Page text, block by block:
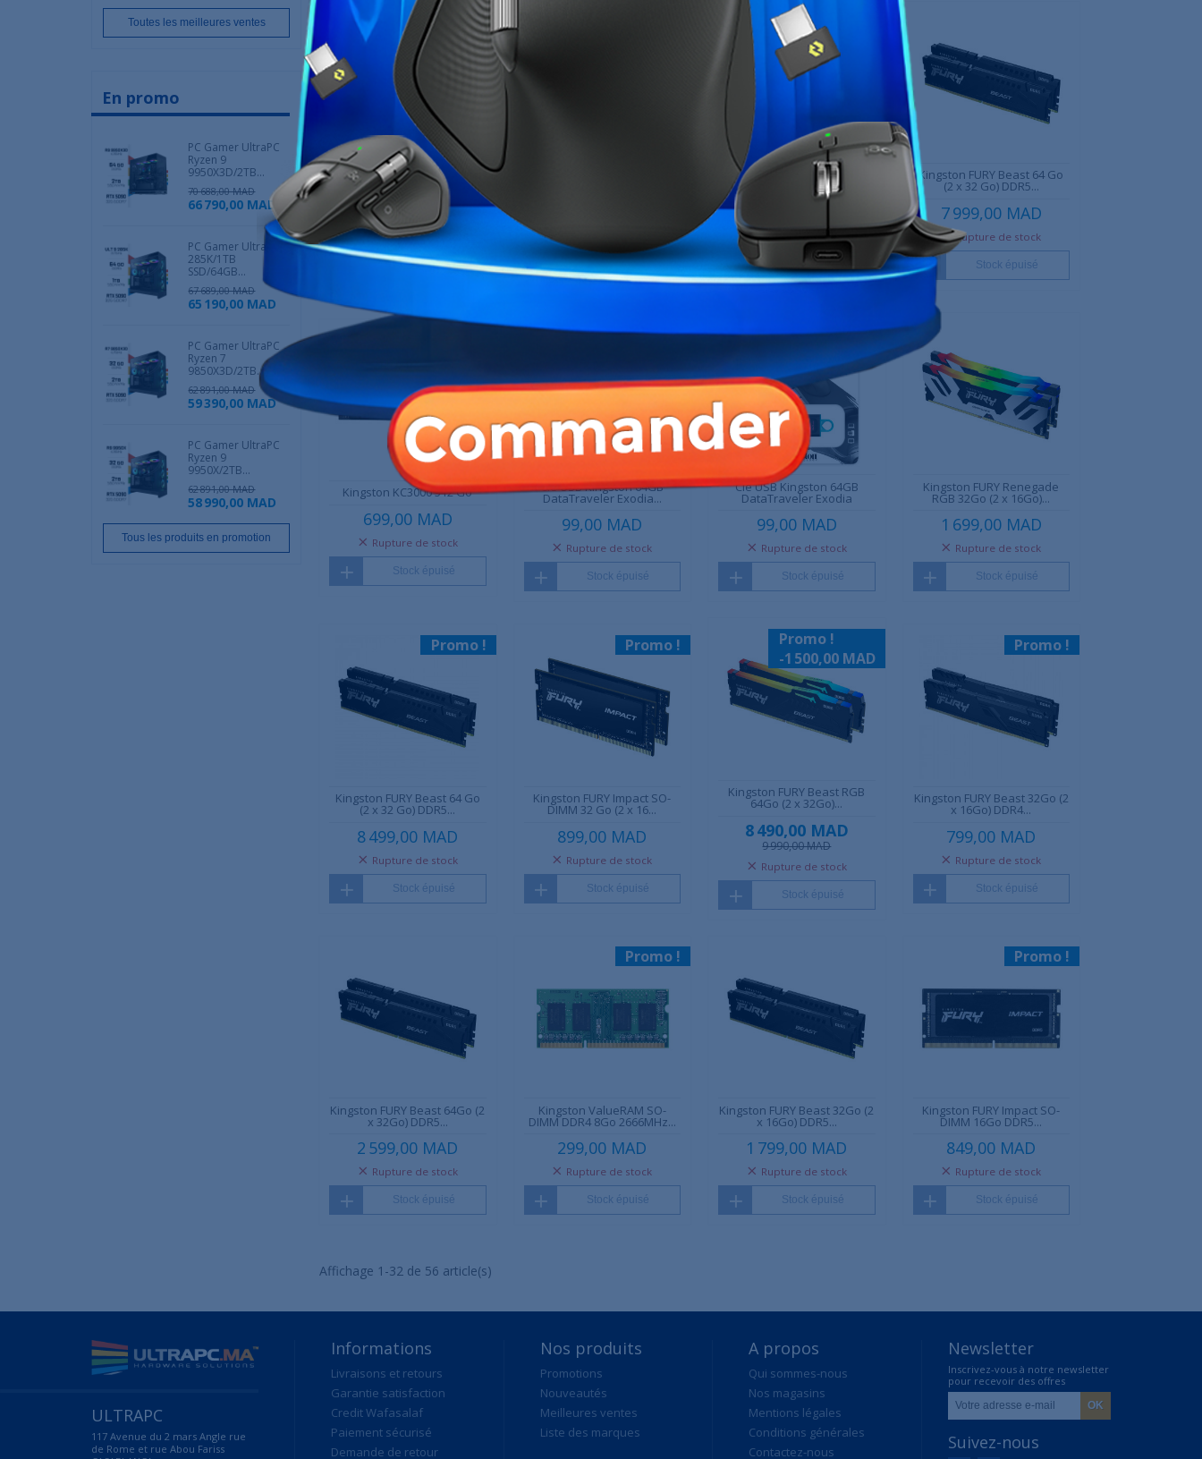
Toutes les meilleures ventes
En promo
PC Gamer UltraPC
Ryzen 9
9950X3D/2TB...
70 688,00 MAD
66 790,00 MAD
PC Gamer Ultra 9
285K/1TB
SSD/64GB...
67 689,00 MAD
65 190,00 MAD
PC Gamer UltraPC
Ryzen 7
9850X3D/2TB...
62 891,00 MAD
59 390,00 MAD
PC Gamer UltraPC
Ryzen 9
9950X/2TB...
62 891,00 MAD
58 990,00 MAD
Tous les produits en promotion
Promo !
-100,00 MAD
Kingston Fury Impact SO-
DIMM 64GB (2 x...
1 399,00 MAD
1 499,00 MAD
Rupture de stock
Stock épuisé Stock épuisé
Promo !
Kingston FURY Beast RGB 32
Go (2 x 16 Go)...
Rupture de stock
Stock épuisé
Kingston FURY Beast 64 Go
(2 x 32 Go) DDR5...
7 999,00 MAD
Rupture de stock
Stock épuisé
Kingston KC3000 512 Go
699,00 MAD
Rupture de stock
Stock épuisé
Clé USB Kingston 64GB
DataTraveler Exodia...
99,00 MAD
Rupture de stock
Stock épuisé
Clé USB Kingston 64GB
DataTraveler Exodia
99,00 MAD
Rupture de stock
Stock épuisé
Kingston FURY Renegade
RGB 32Go (2 x 16Go)...
1 699,00 MAD
Rupture de stock
Stock épuisé
Promo !
Kingston FURY Beast 64 Go
(2 x 32 Go) DDR5...
8 499,00 MAD
Rupture de stock
Stock épuisé
Promo !
Kingston FURY Impact SO-
DIMM 32 Go (2 x 16...
899,00 MAD
Rupture de stock
Stock épuisé
Promo !
-1 500,00 MAD
Kingston FURY Beast RGB
64Go (2 x 32Go)...
8 490,00 MAD
9 990,00 MAD
Rupture de stock
Stock épuisé
Promo !
Kingston FURY Beast 32Go (2
x 16Go) DDR4...
799,00 MAD
Rupture de stock
Stock épuisé
Kingston FURY Beast 64Go (2
x 32Go) DDR5...
2 599,00 MAD
Rupture de stock
Stock épuisé
Promo !
Kingston ValueRAM SO-
DIMM DDR4 8Go 2666MHz...
299,00 MAD
Rupture de stock
Stock épuisé
Kingston FURY Beast 32Go (2
x 16Go) DDR5...
1 799,00 MAD
Rupture de stock
Stock épuisé
Promo !
Kingston FURY Impact SO-
DIMM 16Go DDR5...
849,00 MAD
Rupture de stock
Stock épuisé
Affichage 1-32 de 56 article(s)
ULTRAPC
117 Avenue du 2 mars Angle rue
de Rome et rue Abou Fariss
Informations
Livraisons et retours
Garantie satisfaction
Credit Wafasalaf
Paiement sécurisé
Demande de retour
Nos produits
Promotions
Nouveautés
Meilleures ventes
Liste des marques
A propos
Qui sommes-nous
Nos magasins
Mentions légales
Conditions générales
Contactez-nous
Newsletter
Inscrivez-vous à notre newsletter
pour recevoir des offres
exclusives
Suivez-nous